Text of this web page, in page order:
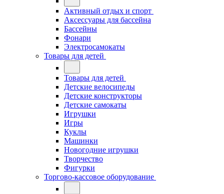
Активный отдых и спорт
Аксессуары для бассейна
Бассейны
Фонари
Электросамокаты
Товары для детей
Товары для детей
Детские велосипеды
Детские конструкторы
Детские самокаты
Игрушки
Игры
Куклы
Машинки
Новогодние игрушки
Творчество
Фигурки
Торгово-кассовое оборудование